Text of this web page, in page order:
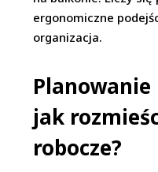
ergonomiczne
organizacja.
jak
robocze?